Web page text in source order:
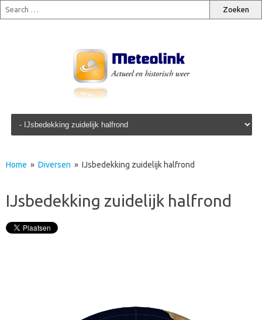
Skip to content
Home » Diversen » IJsbedekking zuidelijk halfrond
IJsbedekking zuidelijk halfrond